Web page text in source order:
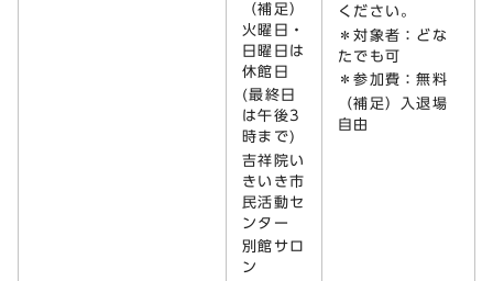
（補足）
火曜日・
日曜日は
休館日
(最終日
は午後3
時まで)
吉祥院い
きいき市
民活動セ
ンター
別館サロ
ン
ください。
＊対象者：どな
たでも可
＊参加費：無料
（補足）入退場
自由